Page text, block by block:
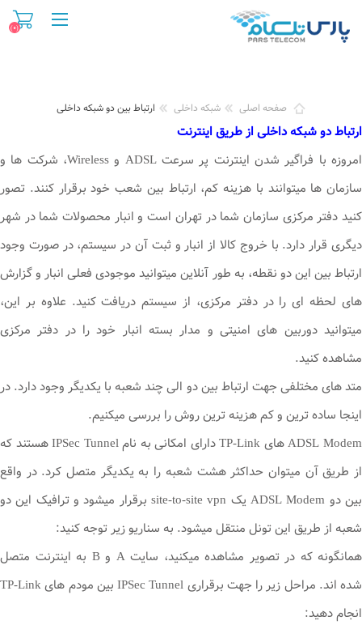
(۰)
صفحه اصلی شبکه داخلی ارتباط بین دو شبکه داخلی
ارتباط دو شبکه داخلی از طریق اینترنت
امروزه با فراگیر شدن اینترنت پر سرعت ADSL و Wireless، شرکت ها و
سازمان ها میتوانند با هزینه کم، ارتباط بین شعب خود برقرار کنند. تصور
کنید دفتر مرکزی سازمان شما در تهران است و انبار محصولات شما در شهر
دیگری قرار دارد. با خروج کالا از انبار و ثبت آن در سیستم، در صورت وجود
ارتباط بین این دو نقطه، به طور آنلاین میتوانید موجودی فعلی انبار و گزارش
های لحظه ای را در دفتر مرکزی، از سیستم دریافت کنید. علاوه بر این،
میتوانید دوربین های امنیتی و مدار بسته انبار خود را در دفتر مرکزی
مشاهده کنید.
متد های مختلفی جهت ارتباط بین دو الی چند شعبه با یکدیگر وجود دارد. در
اینجا ساده ترین و کم هزینه ترین روش را بررسی میکنیم.
ADSL Modem های TP-Link دارای امکانی به نام IPSec Tunnel هستند که
از طریق آن میتوان حداکثر هشت شعبه را به یکدیگر متصل کرد. در واقع
بین دو ADSL Modem یک site-to-site vpn برقرار میشود و ترافیک این دو
شعبه از طریق این تونل منتقل میشود. به سناریو زیر توجه کنید:
همانگونه که در تصویر مشاهده میکنید، سایت A و B به اینترنت متصل
شده اند. مراحل زیر را جهت برقراری IPSec Tunnel بین مودم های TP-Link
انجام دهید: